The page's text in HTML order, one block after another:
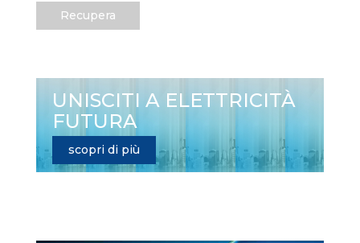
Recupera
UNISCITI A ELETTRICITÀ
FUTURA
scopri di più